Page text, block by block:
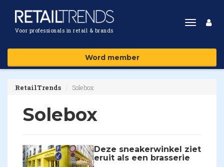
Voor professionals in retail & brands
Toggle
Word member
RetailTrends Solebox
Solebox
Deze sneakerwinkel ziet
eruit als een brasserie